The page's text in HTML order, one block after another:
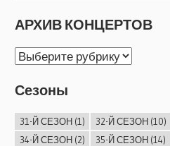
АРХИВ КОНЦЕРТОВ
АРХИВ
Сезоны
31-Й СЕЗОН(1) 32-Й СЕЗОН(10)
34-Й СЕЗОН(2) 35-Й СЕЗОН(14)